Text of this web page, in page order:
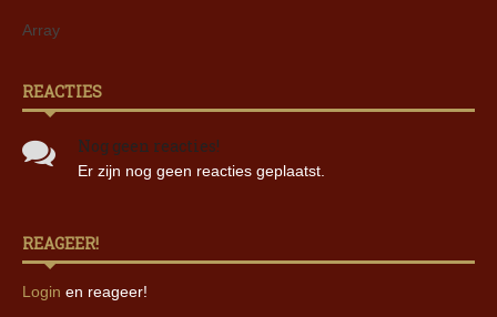
Array
REACTIES
Nog geen reacties!
Er zijn nog geen reacties geplaatst.
REAGEER!
Login en reageer!